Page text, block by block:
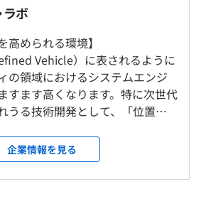
の可能性もございます。
開発センター
一条西7丁目3 北一条第一生命ビ
通西７丁目１番地１ 井門札幌パー
額を保証するものではありません）
コアタイム10時～15時／標準労働
（60分）
ラボ
高められる環境】
Vehicle）に表されるように
の領域におけるシステムエンジ
すます高くなります。特に次世代
うる技術開発として、「位置情
非常に専門性も高く業界からの
す。また、生成AIの台頭で不安視
ジニアの存在意義についても、
企業情報を見る